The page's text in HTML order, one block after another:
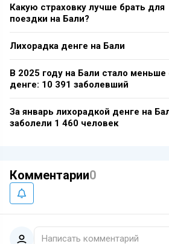
Какую страховку лучше брать для
поездки на Бали?
Лихорадка денге на Бали
В 2025 году на Бали стало меньше
денге: 10 391 заболевший
За январь лихорадкой денге на
заболели 1 460 человек
Комментарии0
Написать комментарий